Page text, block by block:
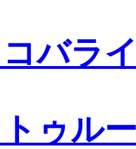
バラ
ゥル